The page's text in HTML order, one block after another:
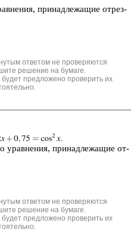
при­над­ле­жа­щие от­рез­
ответом не проверяются
решение на бумаге.
предложено проверить их
урав­не­ния, при­над­ле­жа­щие от­
ответом не проверяются
решение на бумаге.
предложено проверить их